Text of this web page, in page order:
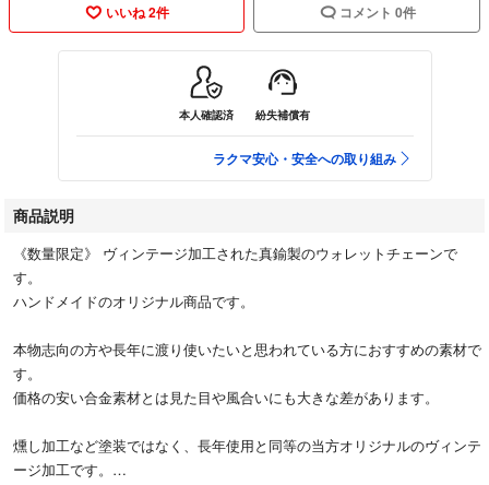
いいね 2件 コメント 0件
本人確認済 紛失補償有
ラクマ安心・安全への取り組み
商品説明
《数量限定》 ヴィンテージ加工された真鍮製のウォレットチェーンで
す。
ハンドメイドのオリジナル商品です。
本物志向の方や長年に渡り使いたいと思われている方におすすめの素材で
す。
価格の安い合金素材とは見た目や風合いにも大きな差があります。
燻し加工など塗装ではなく、長年使用と同等の当方オリジナルのヴィンテ
ージ加工です。